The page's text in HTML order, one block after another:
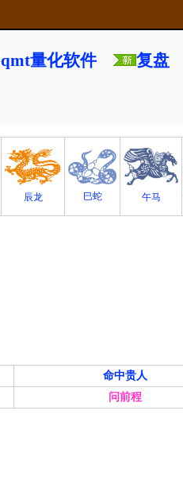
qmt量化软件 复盘
辰龙 巳蛇 午马
命中贵人
问前程